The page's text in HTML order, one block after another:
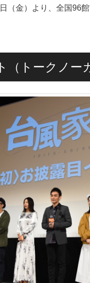
（金）より、全国96館
（トークノー